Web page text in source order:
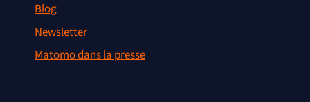
Blog
Newsletter
Matomo dans la presse